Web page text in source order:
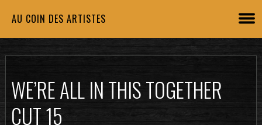
AU COIN DES ARTISTES
WE’RE ALL IN THIS TOGETHER
CUT 15